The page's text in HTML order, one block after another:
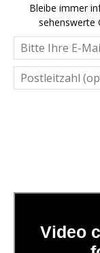
Bleibe immer
sehenswerte